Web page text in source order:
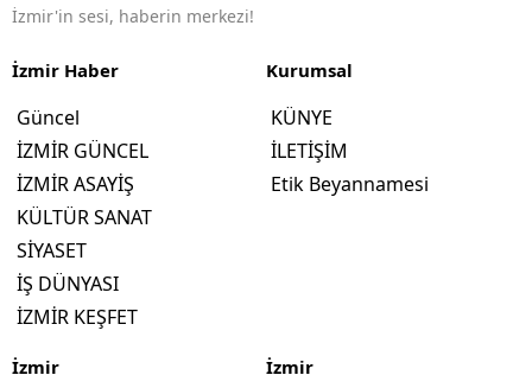
İzmir'in sesi, haberin merkezi!
İzmir Haber
Güncel
İZMİR GÜNCEL
İZMİR ASAYİŞ
KÜLTÜR SANAT
SİYASET
İŞ DÜNYASI
İZMİR KEŞFET
Kurumsal
KÜNYE
İLETİŞİM
Etik Beyannamesi
İzmir İzmir